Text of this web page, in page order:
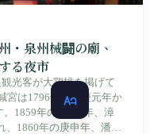
・泉州械闘の廟、
る夜市
光客が大鶏排を掲げて
宮は1796年の嘉慶元年か
1859年の咸豊9年、漳
、1860年の庚申年、潘永